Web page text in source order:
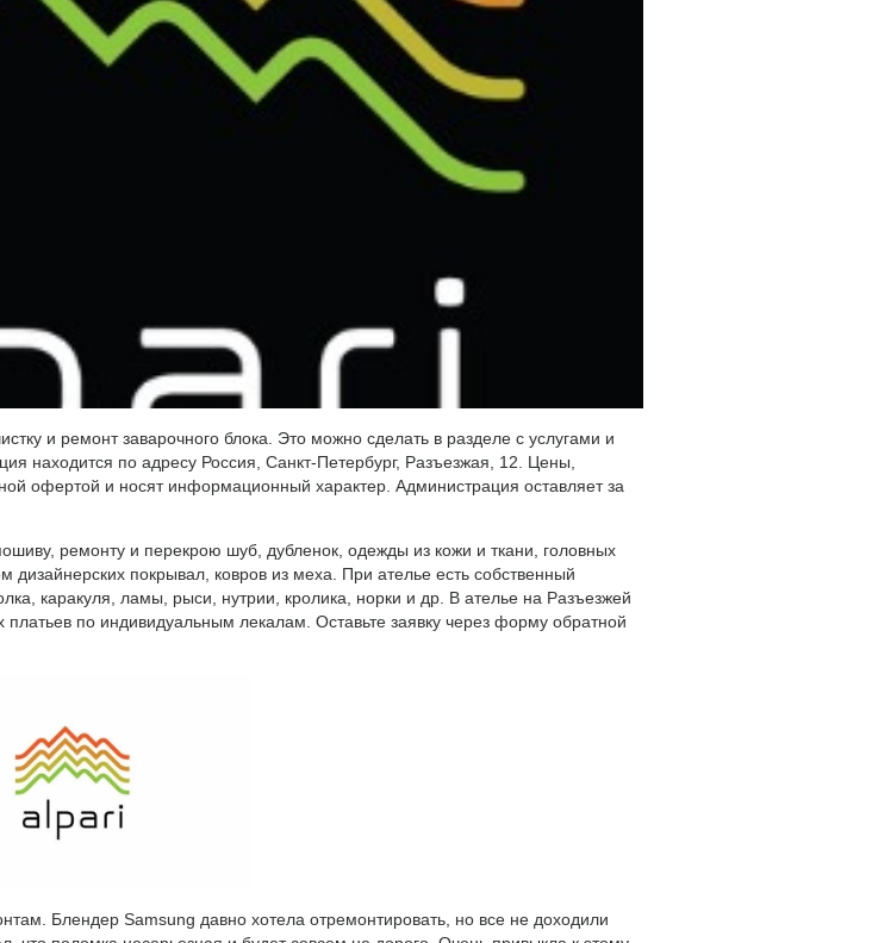
и ремонт заварочного блока. Это можно сделать в разделе с услугами и
находится по адресу Россия, Санкт-Петербург, Разъезжая, 12. Цены,
офертой и носят информационный характер. Администрация оставляет за
ремонту и перекрою шуб, дубленок, одежды из кожи и ткани, головных
покрывал, ковров из меха. При ателье есть собственный
каракуля, ламы, рыси, нутрии, кролика, норки и др. В ателье на Разъезжей
по индивидуальным лекалам. Оставьте заявку через форму обратной
Блендер Samsung давно хотела отремонтировать, но все не доходили